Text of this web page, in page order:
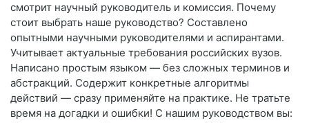
смотрит научный руководитель и комиссия. Почему
стоит выбрать наше руководство? Составлено
опытными научными руководителями и аспирантами.
Учитывает актуальные требования российских вузов.
Написано простым языком — без сложных терминов и
абстракций. Содержит конкретные алгоритмы
действий — сразу применяйте на практике. Не тратьте
время на догадки и ошибки! С нашим руководством вы: